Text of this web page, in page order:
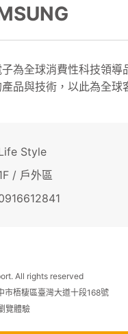
為全球消費性科技領
品與技術，以此為全球
Style
/ 戶外區
All rights reserved
梧棲區臺灣大道十段168號
覽體驗